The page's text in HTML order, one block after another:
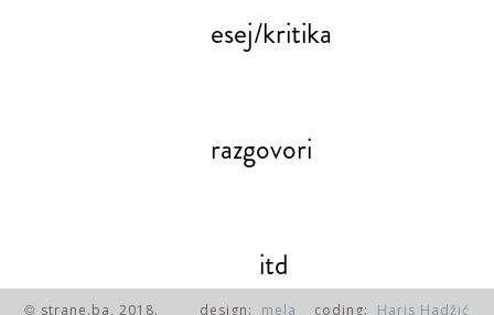
esej/kritika
razgovori
itd
© strane.ba, 2018. design: mela coding: Haris Hadžić